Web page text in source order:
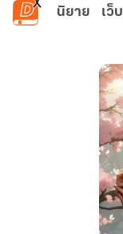
ข้ามไปยังเนื้อหาหลัก
นิยาย เว็